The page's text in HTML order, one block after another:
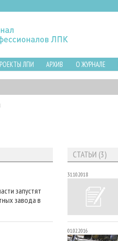
ЛПИ АРХИВ О ЖУРНАЛЕ
запустят
завода в
СТАТЬИ (3)
31.10.2018
01.02.2016